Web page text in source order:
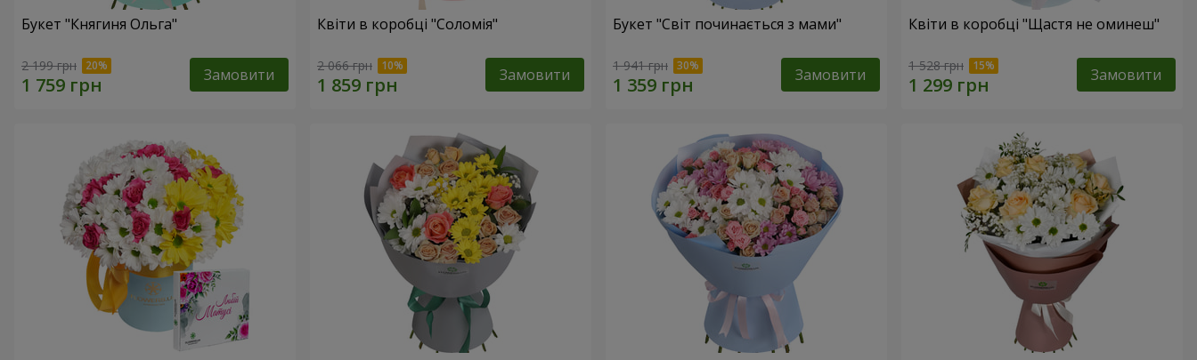
Букет "Княгиня Ольга"
2 199 грн Замовити
Квіти в коробці "Соломія"
2 066 грн Замовити
Букет "Світ починається з мами"
1 941 грн Замовити
Квіти в коробці "Щастя не оминеш"
1 528 грн Замовити